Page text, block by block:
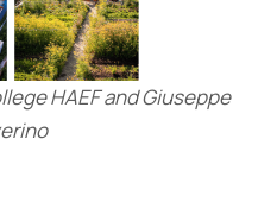
HAEF and Giuseppe